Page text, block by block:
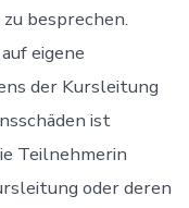
besprechen.
eigene
der Kursleitung
ist
Teilnehmerin
oder deren